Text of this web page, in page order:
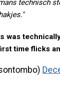
technisch
was
time flicks